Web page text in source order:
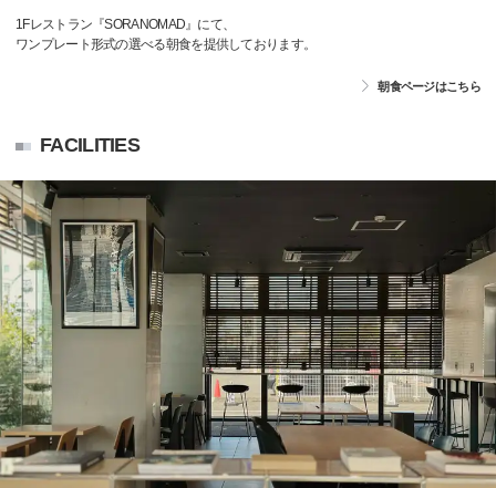
1Fレストラン『SORANOMAD』にて、
ワンプレート形式の選べる朝食を提供しております。
朝食ページはこちら
FACILITIES